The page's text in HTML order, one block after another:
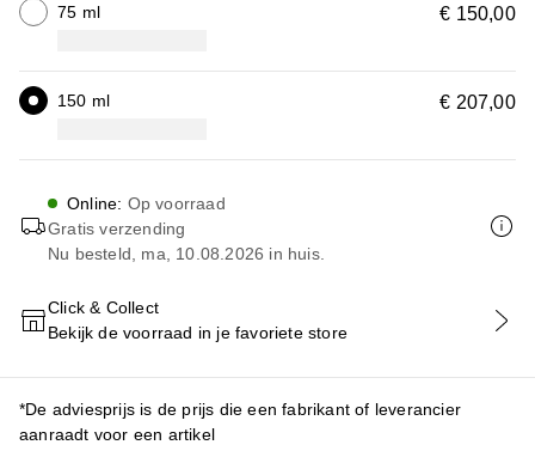
€ 150,00
75 ml
€ 207,00
150 ml
Online: Op voorraad
Gratis verzending
Nu besteld, ma, 10.08.2026 in huis.
VOEG TOE AAN WINKELMANDJE
Click & Collect
Bekijk de voorraad in je favoriete store
*De adviesprijs is de prijs die een fabrikant of leverancier
aanraadt voor een artikel